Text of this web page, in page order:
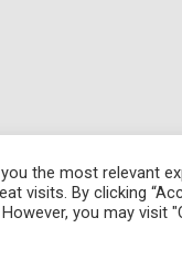
the most relevant
visits. By clicking
you may visit